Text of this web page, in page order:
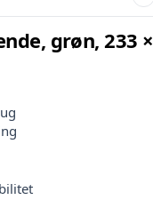
grøn, 233 ×